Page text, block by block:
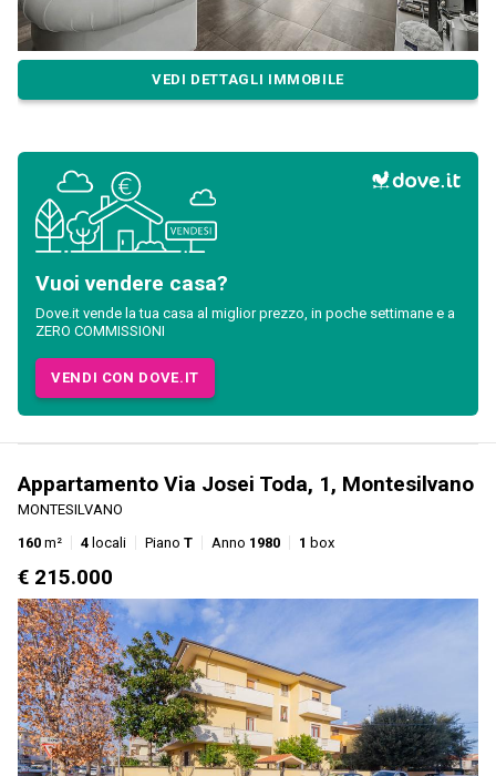
VEDI DETTAGLI IMMOBILE
Vuoi vendere casa?
Dove.it vende la tua casa al miglior prezzo, in poche settimane e a
ZERO COMMISSIONI
VENDI CON DOVE.IT
Appartamento Via Josei Toda, 1, Montesilvano
MONTESILVANO
160 m² 4 locali Piano T Anno 1980 1 box
€ 215.000